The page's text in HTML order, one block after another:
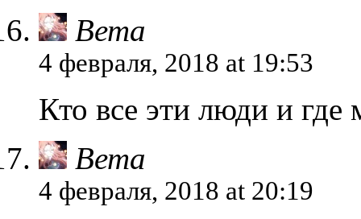
Вета
4 февраля, 2018 at 19:53
Кто все эти люди и где
Вета
4 февраля, 2018 at 20:19